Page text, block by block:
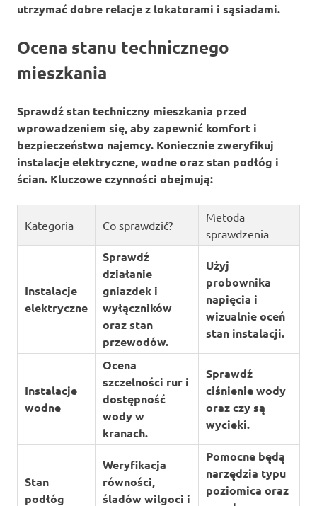
utrzymać dobre relacje z lokatorami i sąsiadami.
Ocena stanu technicznego
mieszkania
Sprawdźstan techniczny mieszkania przed
wprowadzeniem się, aby zapewnić komfort i
bezpieczeństwo najemcy. Koniecznie zweryfikuj
instalacje elektryczne,wodneoraz stan podłóg i
ścian. Kluczowe czynności obejmują:
Kategoria Co sprawdzić?
Metoda
sprawdzenia
Instalacje
elektryczne
Sprawdź
działanie
gniazdek i
wyłączników
oraz stan
przewodów.
Użyj
probownika
napięcia i
wizualnie oceń
stan instalacji.
Instalacje
wodne
Ocena
szczelności rur i
dostępność
wody w
kranach.
Sprawdź
ciśnienie wody
oraz czy są
wycieki.
Stan
podłóg
Weryfikacja
równości,
śladów wilgoci i
Pomocne będą
narzędzia typu
poziomica oraz